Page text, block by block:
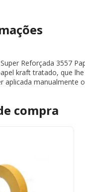
Reforçada 3557
kraft tratado, que
aplicada manualmente
compra